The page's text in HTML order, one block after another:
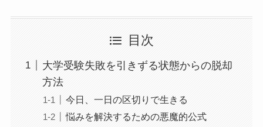
目次
大学受験失敗を引きずる状態からの脱却
方法
今日、一日の区切りで生きる
悩みを解決するための悪魔的公式